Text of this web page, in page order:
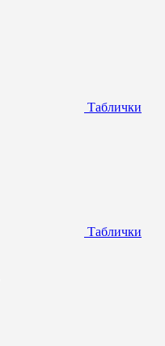
Таблички
Таблички